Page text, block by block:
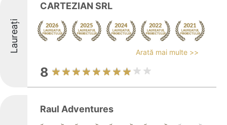
Laureați
CARTEZIAN SRL
Arată mai multe >>
8
Raul Adventures